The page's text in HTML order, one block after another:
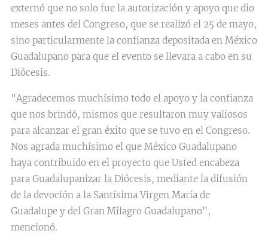
externó que no solo fue la autorización y apoyo que dio
meses antes del Congreso, que se realizó el 25 de mayo,
sino particularmente la confianza depositada en México
Guadalupano para que el evento se llevara a cabo en su
Diócesis.
"Agradecemos muchísimo todo el apoyo y la confianza
que nos brindó, mismos que resultaron muy valiosos
para alcanzar el gran éxito que se tuvo en el Congreso.
Nos agrada muchísimo el que México Guadalupano
haya contribuido en el proyecto que Usted encabeza
para Guadalupanizar la Diócesis, mediante la difusión
de la devoción a la Santísima Virgen María de
Guadalupe y del Gran Milagro Guadalupano",
mencionó.